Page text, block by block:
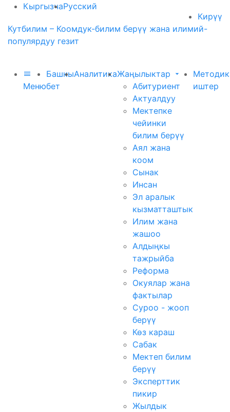
КыргызчаРусский
Кирүү
Кутбилим – Коомдук-билим берүү жана илимий-
популярдуу гезит
Меню
Башкы
бет
АналитикаЖаңылыктар
Абитуриент
Актуалдуу
Мектепке
чейинки
билим берүү
Аял жана
коом
Сынак
Инсан
Эл аралык
кызматташтык
Илим жана
жашоо
Алдыңкы
тажрыйба
Реформа
Окуялар жана
фактылар
Суроо - жооп
берүү
Көз караш
Сабак
Мектеп билим
берүү
Эксперттик
пикир
Жылдык
иштер